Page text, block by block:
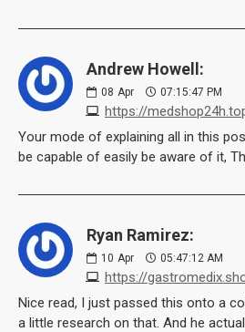
Andrew Howell:
08 Apr 07:15:47 PM
https://
Your mode of explaining all in this
be capable of easily be aware of it,
Ryan Ramirez:
10 Apr 05:47:12 AM
https://
Nice read, I just passed this onto a
a little research on that. And he